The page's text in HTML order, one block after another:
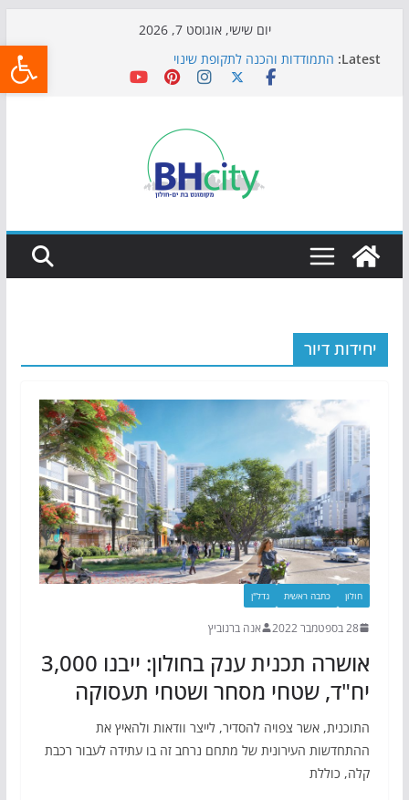
יום שישי, אוגוסט 7, 2026
Latest: התמודדות והכנה לתקופת שינוי
אי ההרפתקאות ממשיך לכבוש את הגינות: מאות משפחות
כדורגל באווירה מיוחדת: הקרנת גמר המונדיאל בטרמינל
הקיץ של בני הנוער בבת־ים: חוף הריביירה הופך למרחב
בטוח בשעות הערב
יחידות דיור
חולון כתבה ראשית נדל"ן
28 בספטמבר 2022 אנה ברנוביץ
אושרה תכנית ענק בחולון: ייבנו 3,000
יח"ד, שטחי מסחר ושטחי תעסוקה
התוכנית, אשר צפויה להסדיר, לייצר וודאות ולהאיץ את
ההתחדשות העירונית של מתחם נרחב זה בו עתידה לעבור רכבת
קלה, כוללת